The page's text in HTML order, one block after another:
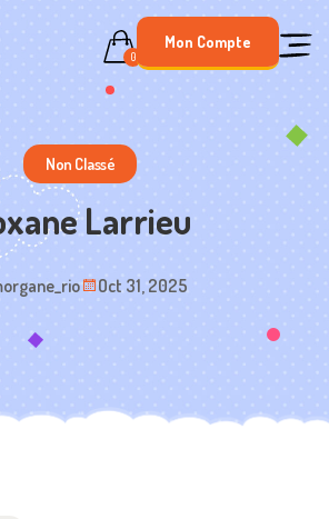
0
Mon Compte
Non Classé
Larrieu
Oct 31, 2025